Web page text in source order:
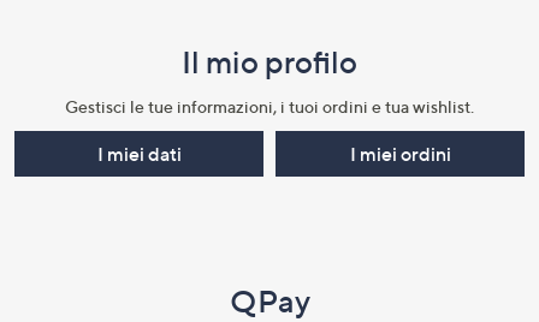
Il mio profilo​
Gestisci le tue informazioni, i tuoi ordini e tua wishlist.​
I miei dati I miei ordini
QPay